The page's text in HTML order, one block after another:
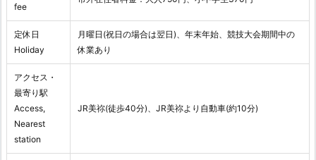
fee
定休日
Holiday
月曜日(祝日の場合は翌日)、年末年始、競技大会期間中の
休業あり
アクセス・
最寄り駅
Access,
Nearest
station
JR美祢(徒歩40分)、JR美祢より自動車(約10分)